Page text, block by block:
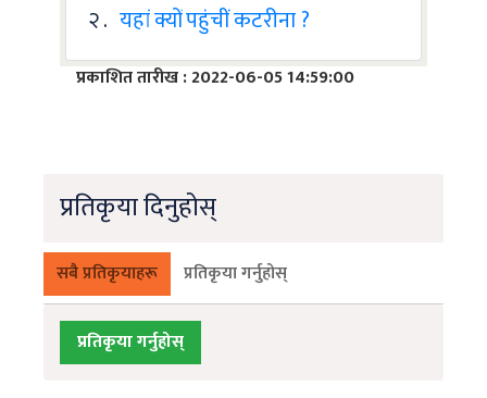
२ . यहां क्यों पहुंचीं कटरीना ?
प्रकाशित तारीख : 2022-06-05 14:59:00
प्रतिकृया दिनुहोस्
सबै प्रतिकृयाहरू प्रतिकृया गर्नुहोस्
प्रतिकृया गर्नुहोस्